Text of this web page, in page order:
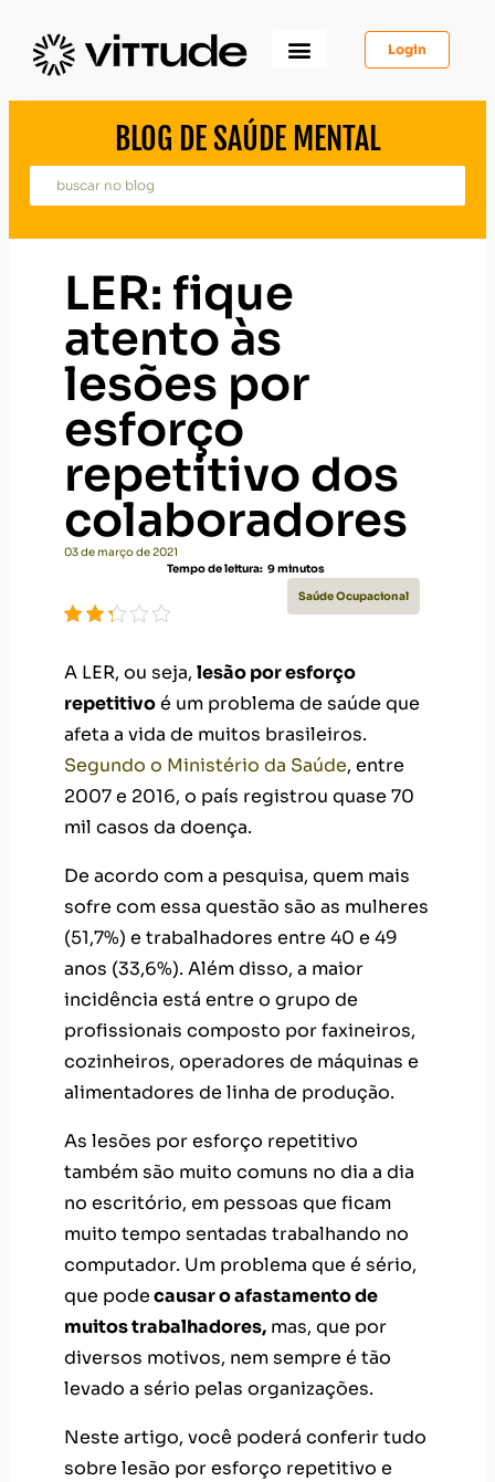
Login
BLOG DE SAÚDE MENTAL
LER: fique
atento às
lesões por
esforço
repetitivo dos
colaboradores
03 de março de 2021
Tempo de leitura: 9minutos
Saúde Ocupacional
A LER, ou seja, lesão por esforço
repetitivoé um problema de saúde que
afeta a vida de muitos brasileiros.
Segundo o Ministério da Saúde, entre
2007 e 2016, o país registrou quase 70
mil casos da doença.
De acordo com a pesquisa, quem mais
sofre com essa questão são as mulheres
(51,7%) e trabalhadores entre 40 e 49
anos (33,6%). Além disso, a maior
incidência está entre o grupo de
profissionais composto por faxineiros,
cozinheiros, operadores de máquinas e
alimentadores de linha de produção.
As lesões por esforço repetitivo
também são muito comuns no dia a dia
no escritório, em pessoas que ficam
muito tempo sentadas trabalhando no
computador. Um problema que é sério,
que podecausar o afastamento de
muitos trabalhadores, mas, que por
diversos motivos, nem sempre é tão
levado a sério pelas organizações.
Neste artigo, você poderá conferir tudo
sobre lesão por esforço repetitivo e